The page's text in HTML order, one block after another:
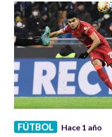
FÚTBOL Hace 1 año